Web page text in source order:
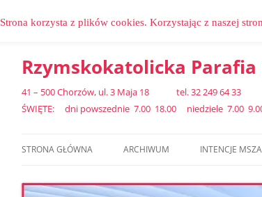
Rzymskokatolicka
41 – 500 Chorzów, ul. 3 Maja 18 tel. 32 249 64 33
ŚWIĘTE: dni powszednie 7.00 18.00 niedziele 7.00
STRONA GŁÓWNA ARCHIWUM INTENCJE
Strona korzysta z plików cookies. Korzystając z naszej